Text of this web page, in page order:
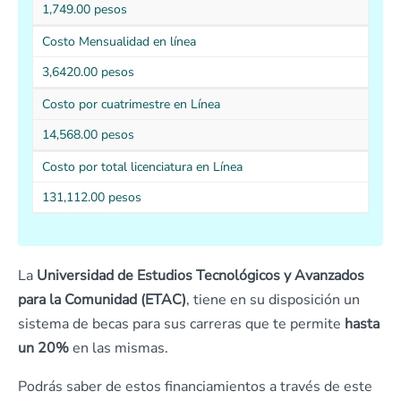
1,749.00 pesos
Costo Mensualidad en línea
3,6420.00 pesos
Costo por cuatrimestre en Línea
14,568.00 pesos
Costo por total licenciatura en Línea
131,112.00 pesos
La Universidad de Estudios Tecnológicos y Avanzados
para la Comunidad (ETAC), tiene en su disposición un
sistema de becas para sus carreras que te permite hasta
un 20%en las mismas.
Podrás saber de estos financiamientos a través de este